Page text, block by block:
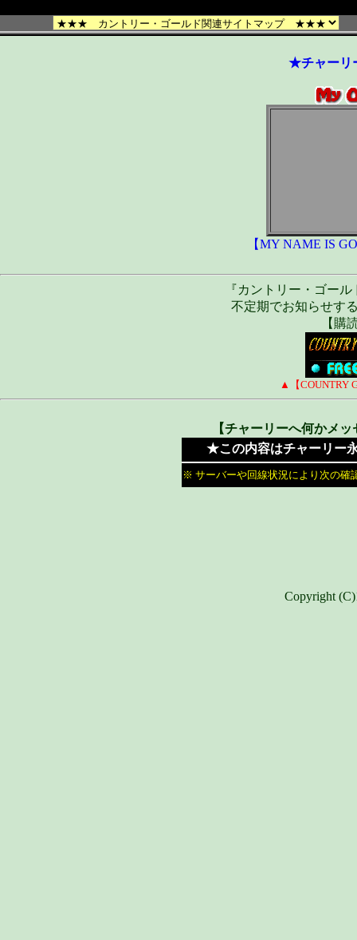
★チャーリ
【MY NAME IS
『カントリー・ゴー
不定期でお知らせす
【購
▲【COUNTRY
【チャーリーへ何かメ
★この内容はチャーリー
※ サーバーや回線状況により次の確
Copyright